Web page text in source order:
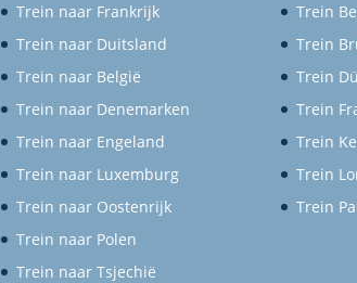
Trein naar Frankrijk
Trein naar Duitsland
Trein naar België
Trein naar Denemarken
Trein naar Engeland
Trein naar Luxemburg
Trein naar Oostenrijk
Trein naar Polen
Trein naar Tsjechië
Trein
Trein
Trein
Trein
Trein
Trein
Trein